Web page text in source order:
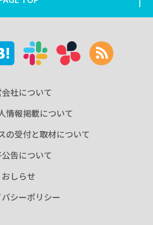
社について
情報掲載について
の受付と取材について
告について
おしらせ
シーポリシー